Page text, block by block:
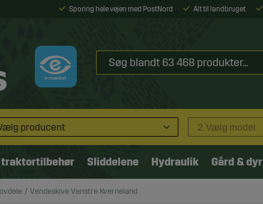
Sporing hele vejen med PostNord Alt til landbruget
producent 2. Vælg model
traktortilbehør Sliddelene Hydraulik Gård & dyr
Vendeskive Venstre Kverneland